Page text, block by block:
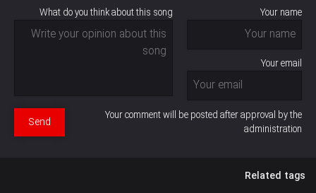
Your name
Your email
What do you think about this song
Your comment will be posted after approval by the
administration
Send
Related tags